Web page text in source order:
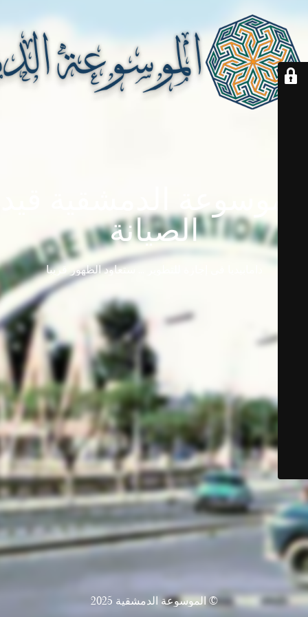
الصيانة
دامابيديا في إجازة للتطوير ... ستعاود الظهور قريباً
© الموسوعة الدمشقية 2025